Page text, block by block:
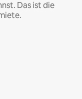
Das ist die